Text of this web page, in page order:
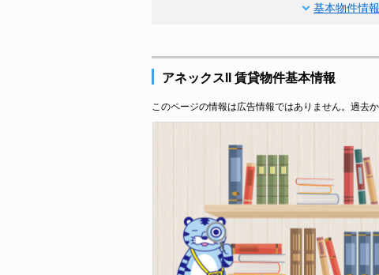
基本物件情報
アネックスII 賃貸物件基本情報
このページの情報は広告情報ではありません。過去